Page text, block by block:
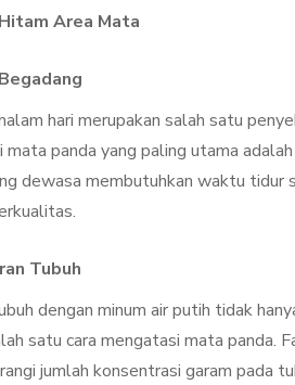
Area Mata
hari merupakan salah satu
mata panda yang paling utama
dewasa membutuhkan waktu
Tubuh
dengan minum air putih tidak
satu cara mengatasi mata panda.
jumlah konsentrasi garam pada